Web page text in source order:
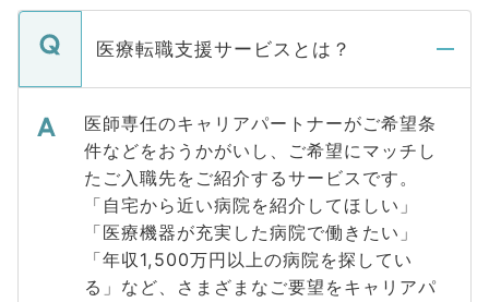
医療転職支援サービスとは？
医師専任のキャリアパートナーがご希望条
件などをおうかがいし、ご希望にマッチし
たご入職先をご紹介するサービスです。
「自宅から近い病院を紹介してほしい」
「医療機器が充実した病院で働きたい」
「年収1,500万円以上の病院を探してい
る」など、さまざまなご要望をキャリアパ